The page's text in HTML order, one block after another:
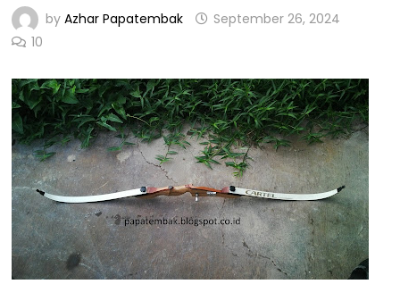
byAzhar Papatembak
September 26, 2024
10